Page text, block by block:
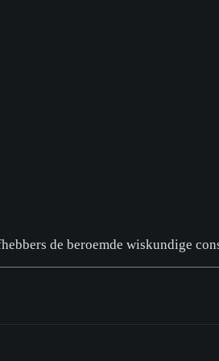
de beroemde wiskundige